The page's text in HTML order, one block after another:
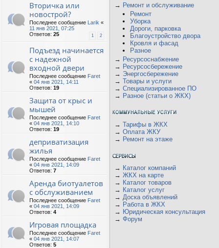
Вторичка или
новострой?
Последнее сообщение Larik «
11 янв 2021, 07:25
Ответов: 25 1 2
Подъезд начинается
с надежной
входной двери
Последнее сообщение Faret
« 04 янв 2021, 14:11
Ответов: 19
Защита от крыс и
мышей
Последнее сообщение Faret
« 04 янв 2021, 14:10
Ответов: 19
деприватизация
жилья
Последнее сообщение Faret
« 04 янв 2021, 14:09
Ответов: 7
Аренда биотуалетов
с обслуживанием
Последнее сообщение Faret
« 04 янв 2021, 14:09
Ответов: 4
Игровая площадка
Последнее сообщение Faret
« 04 янв 2021, 14:07
Ответов: 5
→ Ремонт и обслуживание
Ремонт
Уборка
Дороги, парковка
Благоустройство двора
Кровля и фасад
Разное
→ Ресурсоснабжение
→ Ресурсосбережение
→ Энергосбережение
→ Товары и услуги
→ Специализированное ПО
→ Разное (статьи о ЖКХ)
→ Тарифы в ЖКХ
→ Оплата ЖКУ
→ Ремонт на этаже
→ Каталог компаний
→ ЖКХ на карте
→ Каталог товаров
→ Каталог услуг
→ Доска объявлений
→ Работа в ЖКХ
→ Юридическая консультация
→ Форум